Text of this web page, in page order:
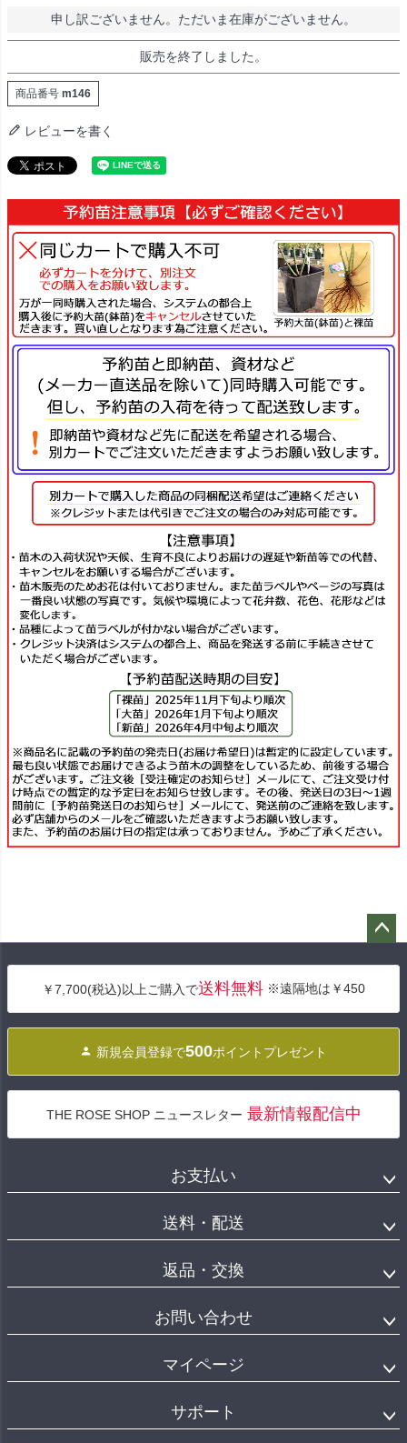
申し訳ございません。ただいま在庫がございません。
販売を終了しました。
商品番号 m146
レビューを書く
へ
￥7,700(税込)以上ご購入で送料無料 ※遠隔地は￥450
新規会員登録で500ポイントプレゼント
THE ROSE SHOP ニュースレター 最新情報配信中
お支払い
送料・配送
返品・交換
お問い合わせ
マイページ
サポート